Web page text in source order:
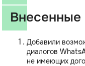
Добавили
диалогов
не имеющих